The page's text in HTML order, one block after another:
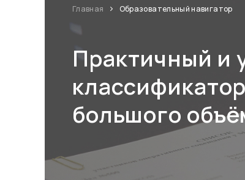
Главная Образовательный навигатор
Практичный и
большого